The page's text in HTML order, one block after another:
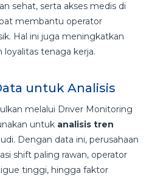
sehat, serta akses medis di
membantu operator
Hal ini juga meningkatkan
loyalitas tenaga kerja.
untuk Analisis
melalui Driver Monitoring
untuk analisis tren
Dengan data ini, perusahaan
shift paling rawan, operator
tinggi, hingga faktor